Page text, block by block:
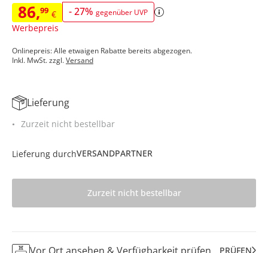
86,99 € -27% gegenüber UVP
Werbepreis
Onlinepreis: Alle etwaigen Rabatte bereits abgezogen.
Inkl. MwSt. zzgl.Versand
Lieferung
Zurzeit nicht bestellbar
Lieferung durchVERSANDPARTNER
Zurzeit nicht bestellbar
Vor Ort ansehen & Verfügbarkeit prüfen PRÜFEN